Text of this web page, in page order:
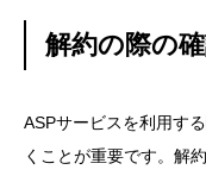
解約の際の
ASPサービスを利用す
くことが重要です。解